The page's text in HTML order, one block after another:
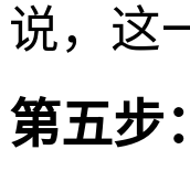
说，这
第五步